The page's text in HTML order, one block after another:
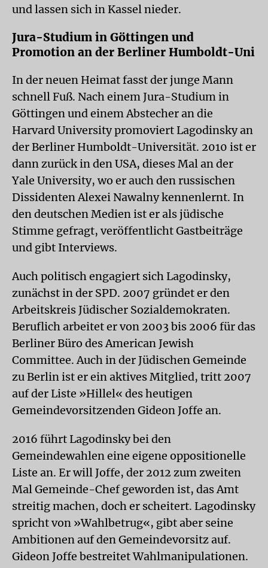
und lassen sich in Kassel nieder.
Jura-Studium in Göttingen und
Promotion an der Berliner Humboldt-Uni
In der neuen Heimat fasst der junge Mann
schnell Fuß. Nach einem Jura-Studium in
Göttingen und einem Abstecher an die
Harvard University promoviert Lagodinsky an
der Berliner Humboldt-Universität. 2010 ist er
dann zurück in den USA, dieses Mal an der
Yale University, wo er auch den russischen
Dissidenten Alexei Nawalny kennenlernt. In
den deutschen Medien ist er als jüdische
Stimme gefragt, veröffentlicht Gastbeiträge
und gibt Interviews.
Auch politisch engagiert sich Lagodin­sky,
zunächst in der SPD. 2007 gründet er den
Arbeitskreis Jüdischer Sozialdemokraten.
Beruflich arbeitet er von 2003 bis 2006 für das
Berliner Büro des American Jewish
Committee. Auch in der Jüdischen Gemeinde
zu Berlin ist er ein aktives Mitglied, tritt 2007
auf der Liste »Hillel« des heutigen
Gemeindevorsitzenden Gideon Joffe an.
2016 führt Lagodinsky bei den
Gemeindewahlen eine eigene oppositionelle
Liste an. Er will Joffe, der 2012 zum zweiten
Mal Gemeinde-Chef geworden ist, das Amt
streitig machen, doch er scheitert. Lagodinsky
spricht von »Wahlbetrug«, gibt aber seine
Ambitionen auf den Gemeindevorsitz auf.
Gideon Joffe bestreitet Wahlmanipulationen.